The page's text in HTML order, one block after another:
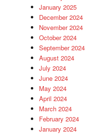
January 2025
December 2024
November 2024
October 2024
September 2024
August 2024
July 2024
June 2024
May 2024
April 2024
March 2024
February 2024
January 2024